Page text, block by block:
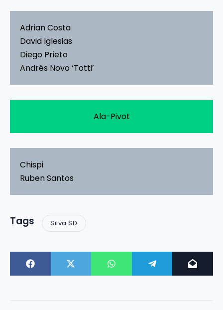
Adrian Costa
David Iglesias
Diego Prieto
Andrés Novo ‘Totti’
Ala-Pivot
Chispi
Ruben Santos
Tags Silva SD